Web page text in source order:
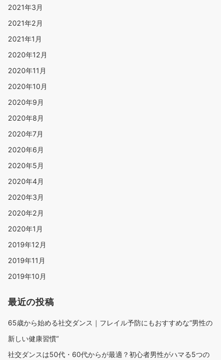
2021年3月
2021年2月
2021年1月
2020年12月
2020年11月
2020年10月
2020年9月
2020年8月
2020年7月
2020年6月
2020年5月
2020年4月
2020年3月
2020年2月
2020年1月
2019年12月
2019年11月
2019年10月
最近の投稿
65歳から始める社交ダンス｜フレイル予防にもおすすめな“男性の
新しい健康習慣”
社交ダンスは50代・60代からが最適？初心者男性がハマる5つの